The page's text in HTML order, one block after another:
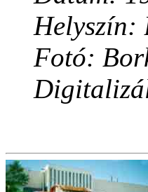
Helyszín:
Fotó: